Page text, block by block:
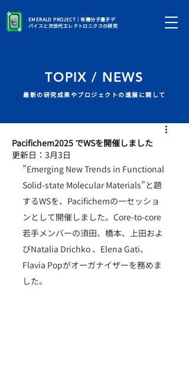
EMERALD PROJECT｜有機分子量子デ
バイスと次世代エレクトロニクスの研究
TOPIX / NEWS
最新の研究成果やプロジェクトの進展に関して
Pacifichem2025 でWSを開催しました
更新日： 3月3日
”Emerging New Trends in Functional
Solid-state Molecular Materials”と題
するWSを、Pacifichemの一セッショ
ンとして開催しました。Core-to-core
若手メンバーの須田、橋本、上田およ
びNatalia Drichko 、Elena Gati、
Flavia Popがオーガナイザーを務めま
した。